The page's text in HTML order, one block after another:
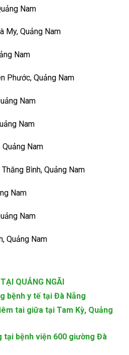
Nam
My, Quảng Nam
Nam
Phước, Quảng Nam
Nam
Nam
Nam
Bình, Quảng Nam
Nam
Nam
Quảng Nam
QUẢNG NGÃI
bệnh y tế tại Đà Nẵng
tai giữa tại Tam Kỳ, Quảng
tại bệnh viện 600 giường Đà